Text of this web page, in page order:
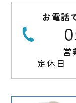
お電話
営
定休日